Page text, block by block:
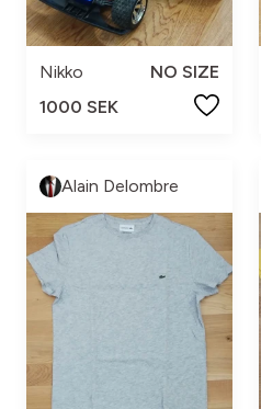
Nikko
NO SIZE
1000 SEK
Alain Delombre